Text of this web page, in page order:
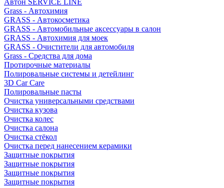
Автон SERVICE LINE
Grass - Автохимия
GRASS - Автокосметика
GRASS - Автомобильные аксессуары в салон
GRASS - Автохимия для моек
GRASS - Очистители для автомобиля
Grass - Средства для дома
Протирочные материалы
Полировальные системы и детейлинг
3D Car Care
Полировальные пасты
Очистка универсальными средствами
Очистка кузова
Очистка колес
Очистка салона
Очистка стёкол
Очистка перед нанесением керамики
Защитные покрытия
Защитные покрытия
Защитные покрытия
Защитные покрытия